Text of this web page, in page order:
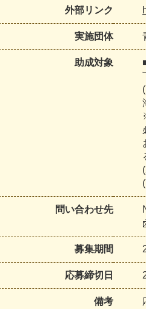
外部リンク
実施団体
助成対象
問い合わせ先
募集期間
応募締切日
備考